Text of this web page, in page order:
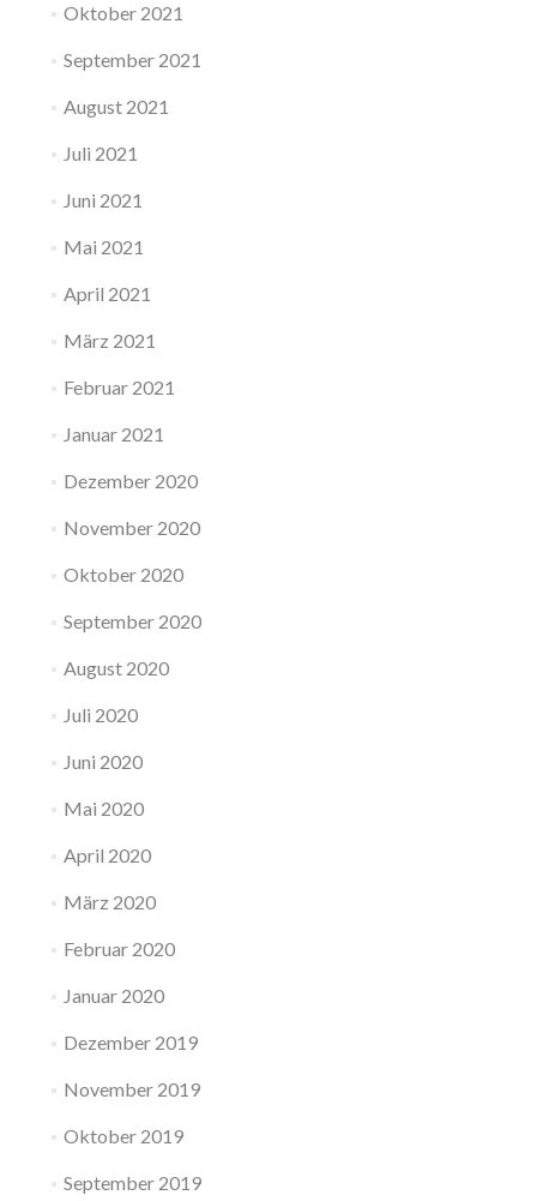
Oktober 2021
September 2021
August 2021
Juli 2021
Juni 2021
Mai 2021
April 2021
März 2021
Februar 2021
Januar 2021
Dezember 2020
November 2020
Oktober 2020
September 2020
August 2020
Juli 2020
Juni 2020
Mai 2020
April 2020
März 2020
Februar 2020
Januar 2020
Dezember 2019
November 2019
Oktober 2019
September 2019